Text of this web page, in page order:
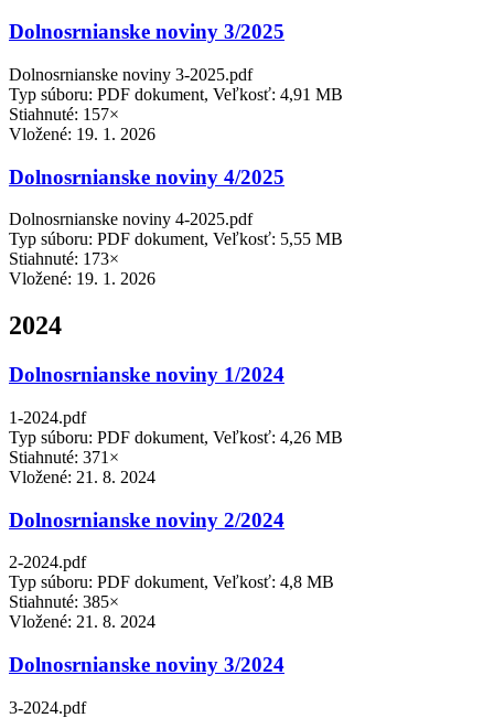
Dolnosrnianske noviny 3/2025
Dolnosrnianske noviny 3-2025.pdf
Typ súboru: PDF dokument, Veľkosť: 4,91 MB
Stiahnuté: 157×
Vložené: 19. 1. 2026
Dolnosrnianske noviny 4/2025
Dolnosrnianske noviny 4-2025.pdf
Typ súboru: PDF dokument, Veľkosť: 5,55 MB
Stiahnuté: 173×
Vložené: 19. 1. 2026
2024
Dolnosrnianske noviny 1/2024
1-2024.pdf
Typ súboru: PDF dokument, Veľkosť: 4,26 MB
Stiahnuté: 371×
Vložené: 21. 8. 2024
Dolnosrnianske noviny 2/2024
2-2024.pdf
Typ súboru: PDF dokument, Veľkosť: 4,8 MB
Stiahnuté: 385×
Vložené: 21. 8. 2024
Dolnosrnianske noviny 3/2024
3-2024.pdf